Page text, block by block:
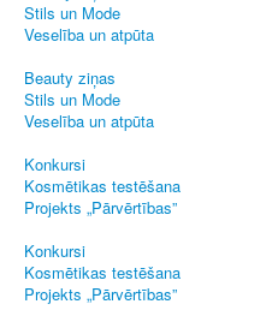
Stils un Mode
Veselība un atpūta
Beauty ziņas
Stils un Mode
Veselība un atpūta
Konkursi
Kosmētikas testēšana
Projekts „Pārvērtības”
Konkursi
Kosmētikas testēšana
Projekts „Pārvērtības”